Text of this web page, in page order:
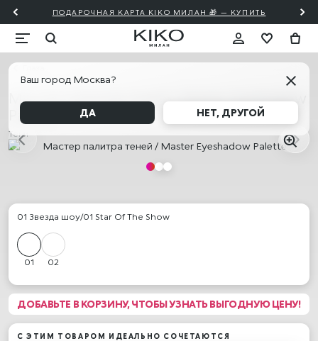
ПОДАРОЧНАЯ КАРТА KIKO МИЛАН 🎁 — КУПИТЬ
Ваш город Москва?
ДА НЕТ, ДРУГОЙ
Мастер палитра теней / Master Eyeshadow
Palette
Тени
01 Звезда шоу/01 Star Of The Show
01 02
ДОБАВЬТЕ В КОРЗИНУ, ЧТОБЫ УЗНАТЬ ВЫГОДНУЮ ЦЕНУ!
С ЭТИМ ТОВАРОМ ИДЕАЛЬНО СОЧЕТАЮТСЯ